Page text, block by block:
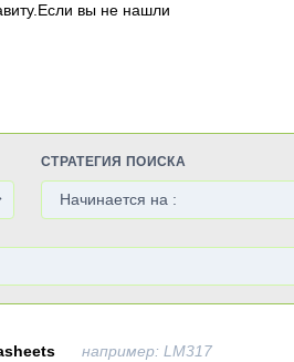
вы не нашли
СТРАТЕГИЯ ПОИСКА
например: LM317